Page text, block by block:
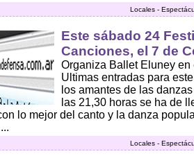
Locales -
Este sábado 24
Canciones, el 7 de
Organiza Ballet Eluney
Ultimas entradas para
los amantes de las
las 21,30 horas se ha de
lo mejor del canto y la danza
Locales -